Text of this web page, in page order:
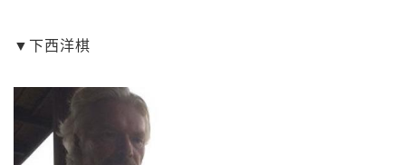
▼下西洋棋